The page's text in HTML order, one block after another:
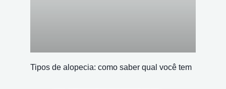
Tipos de alopecia: como saber qual você tem